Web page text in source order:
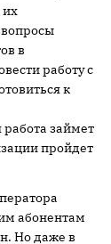
их
в
работу с
к
займет
пройдет
абонентам
Но даже в